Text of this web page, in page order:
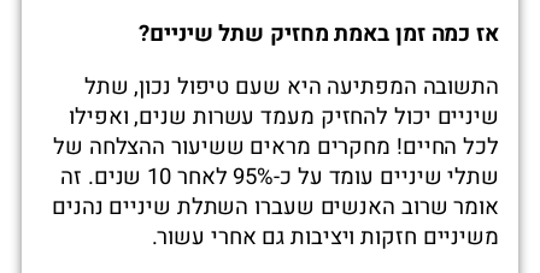
אז כמה זמן באמת מחזיק שתל שיניים?
התשובה המפתיעה היא שעם טיפול נכון, שתל
שיניים יכול להחזיק מעמד עשרות שנים, ואפילו
לכל החיים! מחקרים מראים ששיעור ההצלחה של
שתלי שיניים עומד על כ-95% לאחר 10 שנים. זה
אומר שרוב האנשים שעברו השתלת שיניים נהנים
משיניים חזקות ויציבות גם אחרי עשור.